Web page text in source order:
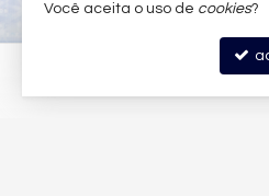
Você aceita o uso de cookies?